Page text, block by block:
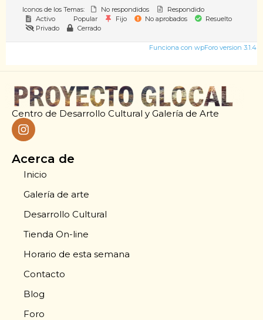
Iconos de los Temas:
No respondidos
Respondido
Activo
Popular Fijo No aprobados
Resuelto
Privado
Cerrado
Funciona con wpForo version 3.1.4
Centro de Desarrollo Cultural y Galería de Arte
Acerca de
Inicio
Galería de arte
Desarrollo Cultural
Tienda On-line
Horario de esta semana
Contacto
Blog
Foro